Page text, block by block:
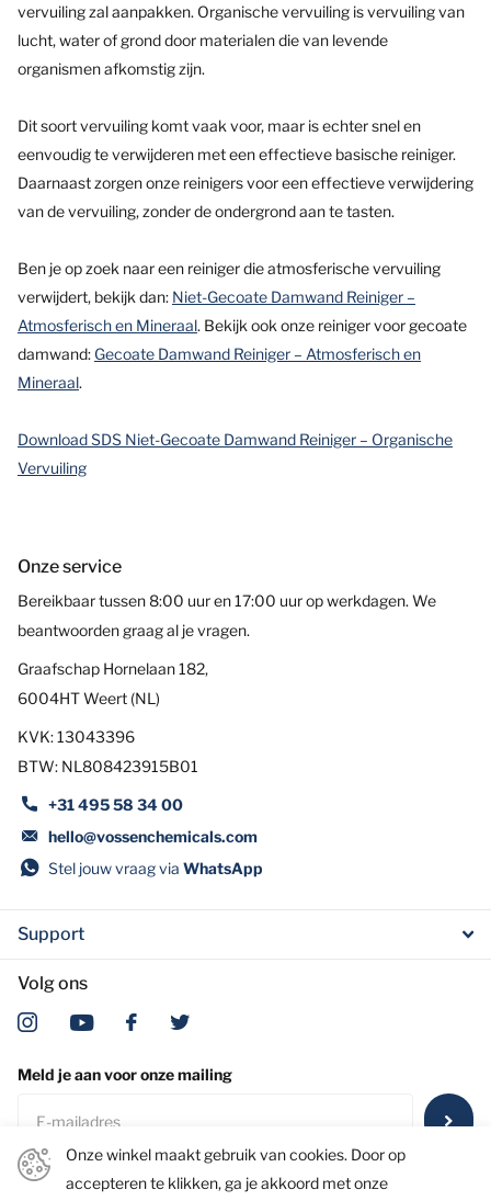
vervuiling zal aanpakken. Organische vervuiling is vervuiling van
lucht, water of grond door materialen die van levende
organismen afkomstig zijn.
Dit soort vervuiling komt vaak voor, maar is echter snel en
eenvoudig te verwijderen met een effectieve basische reiniger.
Daarnaast zorgen onze reinigers voor een effectieve verwijdering
van de vervuiling, zonder de ondergrond aan te tasten.
Ben je op zoek naar een reiniger die atmosferische vervuiling
verwijdert, bekijk dan: Niet-Gecoate Damwand Reiniger –
Atmosferisch en Mineraal. Bekijk ook onze reiniger voor gecoate
damwand: Gecoate Damwand Reiniger – Atmosferisch en
Mineraal.
Download SDS Niet-Gecoate Damwand Reiniger – Organische
Vervuiling
Onze service
Bereikbaar tussen 8:00 uur en 17:00 uur op werkdagen. We
beantwoorden graag al je vragen.
Graafschap Hornelaan 182,
6004HT Weert (NL)
KVK: 13043396
BTW: NL808423915B01
+31 495 58 34 00
hello@vossenchemicals.com
Stel jouw vraag via WhatsApp
Support
Volg ons
Meld je aan voor onze mailing
Onze winkel maakt gebruik van cookies. Door op
accepteren te klikken, ga je akkoord met onze